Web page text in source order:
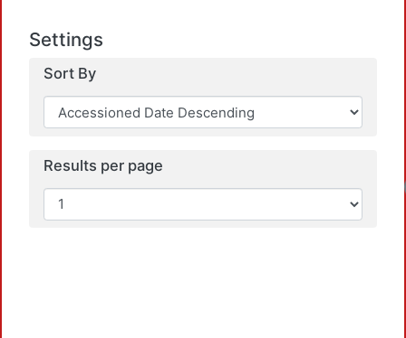
Settings
Sort By
Results per page